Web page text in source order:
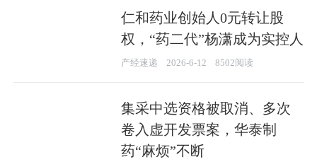
仁和药业创始人0元转让股
权，“药二代”杨潇成为实控人
产经速递 2026-6-12 8502阅读
集采中选资格被取消、多次
卷入虚开发票案，华泰制
药“麻烦”不断